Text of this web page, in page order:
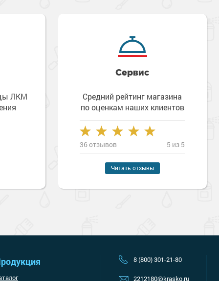
ЛКМ
Сервис
Средний рейтинг магазина
по оценкам наших клиентов
36 отзывов 5 из 5
Читать отзывы
8 (800) 301-21-80
2212180@krasko.ru